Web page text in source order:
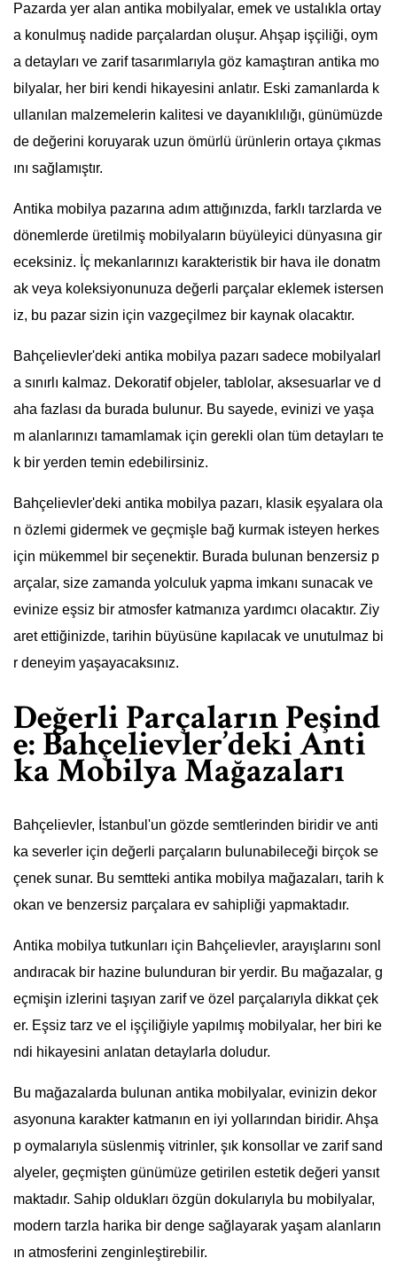
Pazarda yer alan antika mobilyalar, emek ve ustalıkla ortay
a konulmuş nadide parçalardan oluşur. Ahşap işçiliği, oym
a detayları ve zarif tasarımlarıyla göz kamaştıran antika mo
bilyalar, her biri kendi hikayesini anlatır. Eski zamanlarda k
ullanılan malzemelerin kalitesi ve dayanıklılığı, günümüzde
de değerini koruyarak uzun ömürlü ürünlerin ortaya çıkmas
ını sağlamıştır.
Antika mobilya pazarına adım attığınızda, farklı tarzlarda ve
dönemlerde üretilmiş mobilyaların büyüleyici dünyasına gir
eceksiniz. İç mekanlarınızı karakteristik bir hava ile donatm
ak veya koleksiyonunuza değerli parçalar eklemek istersen
iz, bu pazar sizin için vazgeçilmez bir kaynak olacaktır.
Bahçelievler'deki antika mobilya pazarı sadece mobilyalarl
a sınırlı kalmaz. Dekoratif objeler, tablolar, aksesuarlar ve d
aha fazlası da burada bulunur. Bu sayede, evinizi ve yaşa
m alanlarınızı tamamlamak için gerekli olan tüm detayları te
k bir yerden temin edebilirsiniz.
Bahçelievler'deki antika mobilya pazarı, klasik eşyalara ola
n özlemi gidermek ve geçmişle bağ kurmak isteyen herkes
için mükemmel bir seçenektir. Burada bulunan benzersiz p
arçalar, size zamanda yolculuk yapma imkanı sunacak ve
evinize eşsiz bir atmosfer katmanıza yardımcı olacaktır. Ziy
aret ettiğinizde, tarihin büyüsüne kapılacak ve unutulmaz bi
r deneyim yaşayacaksınız.
Değerli Parçaların Peşind
e: Bahçelievler’deki Anti
ka Mobilya Mağazaları
Bahçelievler, İstanbul'un gözde semtlerinden biridir ve anti
ka severler için değerli parçaların bulunabileceği birçok se
çenek sunar. Bu semtteki antika mobilya mağazaları, tarih k
okan ve benzersiz parçalara ev sahipliği yapmaktadır.
Antika mobilya tutkunları için Bahçelievler, arayışlarını sonl
andıracak bir hazine bulunduran bir yerdir. Bu mağazalar, g
eçmişin izlerini taşıyan zarif ve özel parçalarıyla dikkat çek
er. Eşsiz tarz ve el işçiliğiyle yapılmış mobilyalar, her biri ke
ndi hikayesini anlatan detaylarla doludur.
Bu mağazalarda bulunan antika mobilyalar, evinizin dekor
asyonuna karakter katmanın en iyi yollarından biridir. Ahşa
p oymalarıyla süslenmiş vitrinler, şık konsollar ve zarif sand
alyeler, geçmişten günümüze getirilen estetik değeri yansıt
maktadır. Sahip oldukları özgün dokularıyla bu mobilyalar,
modern tarzla harika bir denge sağlayarak yaşam alanların
ın atmosferini zenginleştirebilir.